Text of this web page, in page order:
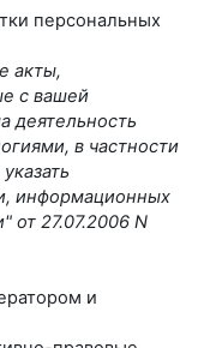
персональных
акты,
с вашей
деятельность
в частности
информационных
от 27.07.2006 N
и